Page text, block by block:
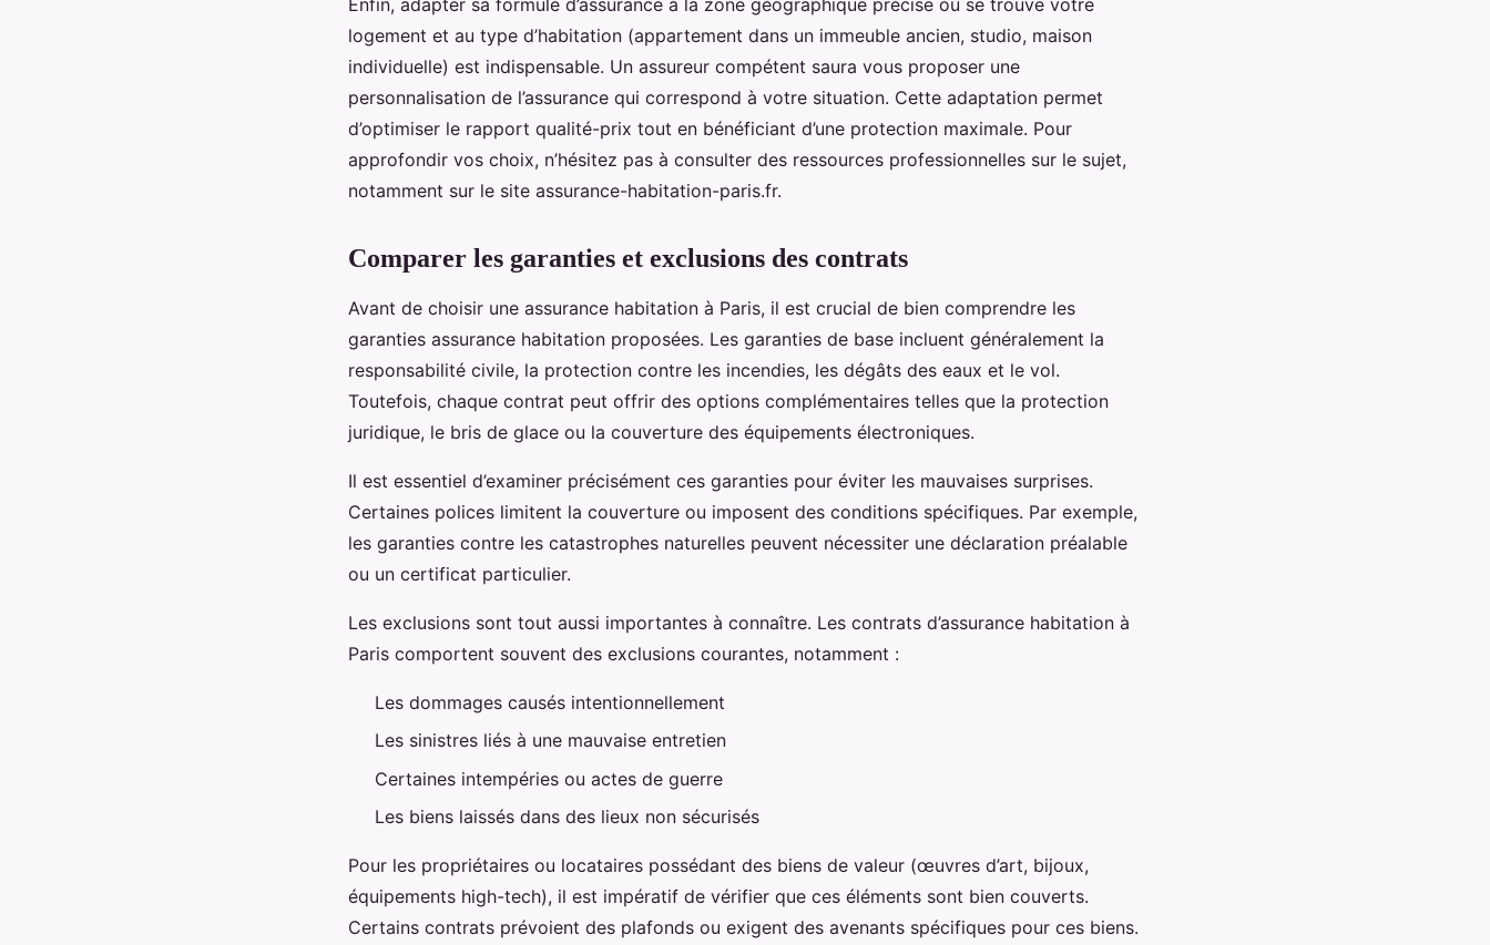
logement et au type d’habitation (appartement dans un immeuble ancien, studio, maison
individuelle) est indispensable. Un assureur compétent saura vous proposer une
personnalisation de l’assurance qui correspond à votre situation. Cette adaptation permet
d’optimiser le rapport qualité-prix tout en bénéficiant d’une protection maximale. Pour
approfondir vos choix, n’hésitez pas à consulter des ressources professionnelles sur le sujet,
notamment sur le site assurance-habitation-paris.fr.
Comparer les garanties et exclusions des contrats
Avant de choisir une assurance habitation à Paris, il est crucial de bien comprendre les
garanties assurance habitation proposées. Les garanties de base incluent généralement la
responsabilité civile, la protection contre les incendies, les dégâts des eaux et le vol.
Toutefois, chaque contrat peut offrir des options complémentaires telles que la protection
juridique, le bris de glace ou la couverture des équipements électroniques.
Il est essentiel d’examiner précisément ces garanties pour éviter les mauvaises surprises.
Certaines polices limitent la couverture ou imposent des conditions spécifiques. Par exemple,
les garanties contre les catastrophes naturelles peuvent nécessiter une déclaration préalable
ou un certificat particulier.
Les exclusions sont tout aussi importantes à connaître. Les contrats d’assurance habitation à
Paris comportent souvent des exclusions courantes, notamment :
Les dommages causés intentionnellement
Les sinistres liés à une mauvaise entretien
Certaines intempéries ou actes de guerre
Les biens laissés dans des lieux non sécurisés
Pour les propriétaires ou locataires possédant des biens de valeur (œuvres d’art, bijoux,
équipements high-tech), il est impératif de vérifier que ces éléments sont bien couverts.
Certains contrats prévoient des plafonds ou exigent des avenants spécifiques pour ces biens.